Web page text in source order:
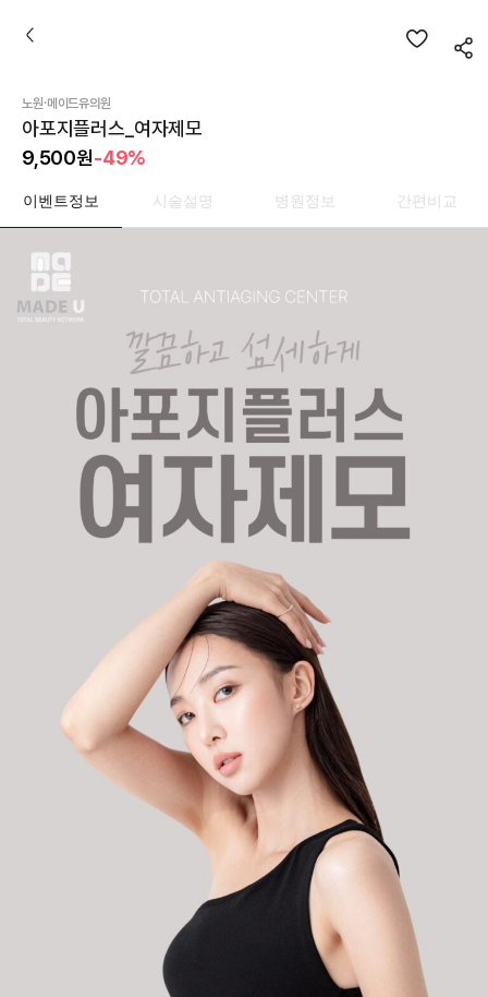
노원·메이드유의원
아포지플러스_여자제모
9,500원-49%
이벤트정보 시술설명 병원정보 간편비교